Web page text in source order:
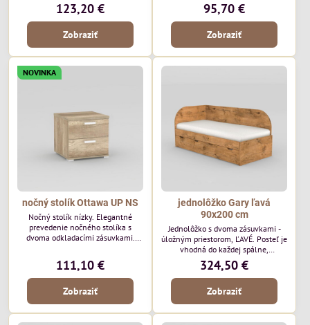
123,20 €
Zobraziť
hrany 2 mm, vrchná doska má
hrúbku 25 mm
95,70 €
Zobraziť
NOVINKA
nočný stolík Ottawa UP NS
Nočný stolík nízky. Elegantné
prevedenie nočného stolíka s
dvoma odkladacími zásuvkami.
hrany 2 mm, vrchná doska má
hrúbku 25 mm
111,10 €
Zobraziť
jednolôžko Gary ľavá
90x200 cm
Jednolôžko s dvoma zásuvkami -
úložným priestorom, ĽAVÉ. Posteľ je
vhodná do každej spálne,
hosťovskej alebo detskej izby.
Vďaka vysokým bočniciam Vás
studená stena v noci nebude chladiť
a spánok tak bude dlhší. Rozmer
postele: š95 x h205 x v89cm
(43,5cm horná hrana bočnice)
324,50 €
Zobraziť